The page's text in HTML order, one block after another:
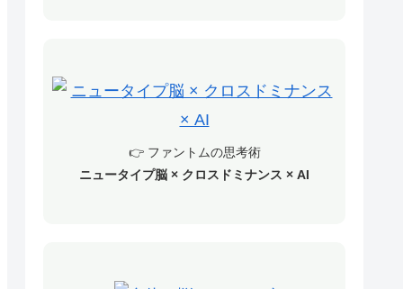
👉 ファントムの思考術
ニュータイプ脳 × クロスドミナンス × AI